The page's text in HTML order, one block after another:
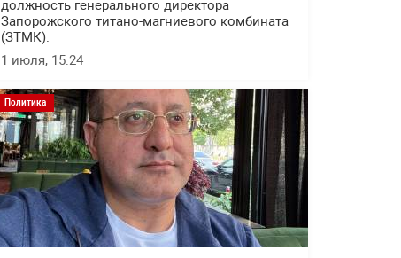
должность генерального директора
Запорожского титано-магниевого комбината
(ЗТМК).
1 июля, 15:24
Политика